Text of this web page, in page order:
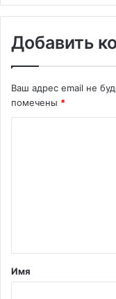
Добавить
Ваш адрес email не
помечены *
т
а
Имя